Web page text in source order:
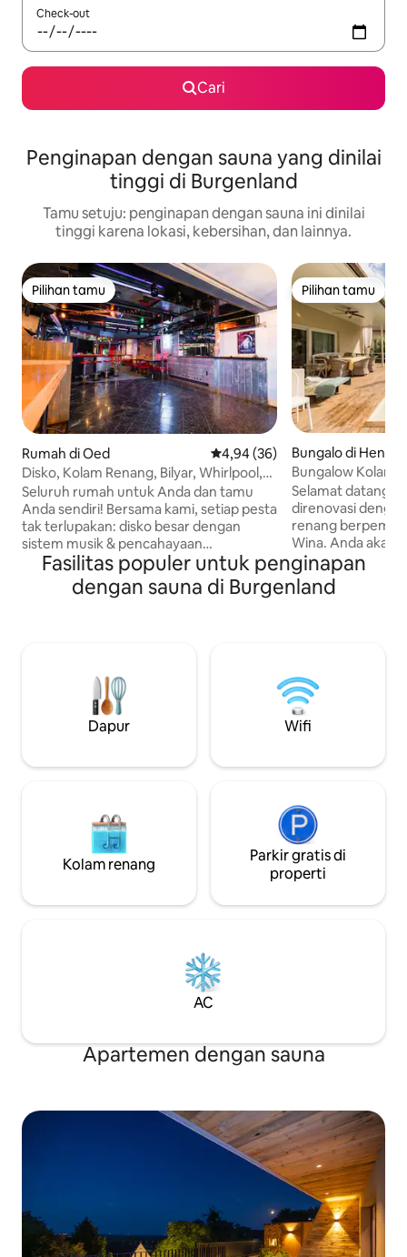
Check-out
Cari
Penginapan dengan sauna yang dinilai
tinggi di Burgenland
Tamu setuju: penginapan dengan sauna ini dinilai
tinggi karena lokasi, kebersihan, dan lainnya.
Pilihan tamu
Pilihan tamu
Rumah di Oed Nilai rata-rata 4,94 dari 5, 36
4,94 (36)
Disko, Kolam Renang, Bilyar, Whirlpool,
Sauna, dan banyak lagi.
Seluruh rumah untuk Anda dan tamu
Anda sendiri! Bersama kami, setiap pesta
tak terlupakan: disko besar dengan
sistem musik & pencahayaan
memastikan suasana pesta, ditambah
biliar, panah, sepak bola meja, dan video
game untuk banyak kesenangan. Area
musim panas. Bersantai di kolam renang
luar ruangan atau di bak mandi air panas
atau sauna. 7 kamar tidur, kamar mandi -
kenyamanan bagi semua tamu. Sauna &
permintaan.
Pilihan tamu
Pilihan tamu
Bungalo di
Wien
Bungalow Kolam
Kota Wina
Selamat datang
direnovasi
renang
Wina. Anda akan
atau di bandara
Interior dan
cinta dan dengan
adalah standar.
m2, Anda bisa
dan menjelajahi
yang luar biasa.
Fasilitas populer untuk penginapan
dengan sauna di Burgenland
Dapur Wifi
Kolam renang
Parkir gratis di
properti
AC
Apartemen dengan sauna